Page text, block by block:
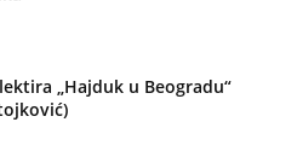
„Hajduk u Beogradu“